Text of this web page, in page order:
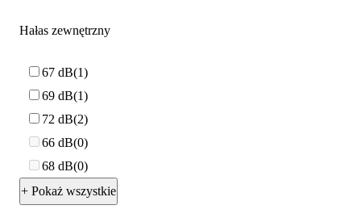
Hałas zewnętrzny
67 dB 1
69 dB 1
72 dB 2
66 dB 0
68 dB 0
+ Pokaż wszystkie